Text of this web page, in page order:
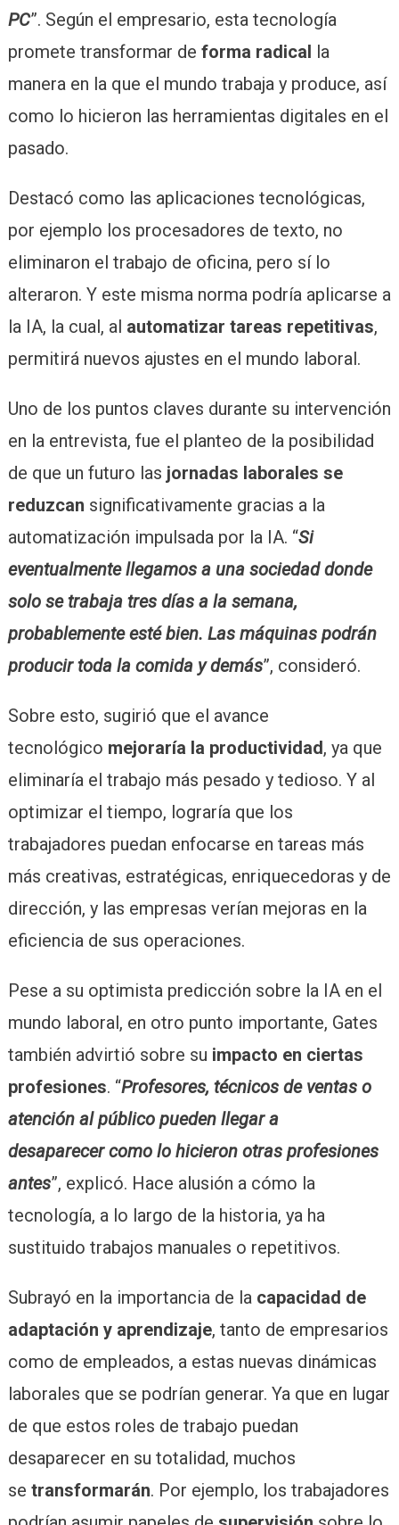
PC”. Según el empresario, esta tecnología
promete transformar de forma radical
la
manera en la que el mundo trabaja y produce, así
como lo hicieron las herramientas digitales en el
pasado.
Destacó como las aplicaciones tecnológicas,
por ejemplo los procesadores de texto, no
eliminaron el trabajo de oficina, pero sí lo
alteraron. Y este misma norma podría aplicarse a
la IA, la cual, al automatizar tareas repetitivas,
permitirá nuevos ajustes en el mundo laboral.
Uno de los puntos claves durante su intervención
en la entrevista, fue el planteo de la posibilidad
de que un futuro las jornadas laborales se
reduzcan significativamente gracias a la
automatización impulsada por la IA. “Si
eventualmente llegamos a una sociedad donde
solo se trabaja tres días a la semana,
probablemente esté bien. Las máquinas podrán
producir toda la comida y demás”, consideró.
Sobre esto, sugirió que el avance
tecnológico mejoraría la productividad, ya que
eliminaría el trabajo más pesado y tedioso. Y al
optimizar el tiempo, lograría que los
trabajadores puedan enfocarse en tareas más
más creativas, estratégicas, enriquecedoras y de
dirección, y las empresas verían mejoras en la
eficiencia de sus operaciones.
Pese a su optimista predicción sobre la IA en el
mundo laboral, en otro punto importante, Gates
también advirtió sobre su impacto en ciertas
profesiones. “Profesores, técnicos de ventas o
atención al público pueden llegar a
desaparecer como lo hicieron otras profesiones
antes”, explicó. Hace alusión a cómo la
tecnología, a lo largo de la historia, ya ha
sustituido trabajos manuales o repetitivos.
Subrayó en la importancia de lacapacidad de
adaptación y aprendizaje, tanto de empresarios
como de empleados, a estas nuevas dinámicas
laborales que se podrían generar. Ya que en lugar
de que estos roles de trabajo puedan
desaparecer en su totalidad, muchos
se transformarán. Por ejemplo, los trabajadores